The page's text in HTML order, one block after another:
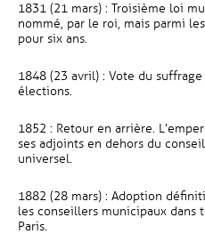
1831 (21 mars) : Troisième loi
nommé, par le roi, mais parmi
pour six ans.
1848 (23 avril) : Vote du
élections.
1852 : Retour en arrière.
ses adjoints en dehors du
universel.
1882 (28 mars) : Adoption
les conseillers municipaux dans
Paris.